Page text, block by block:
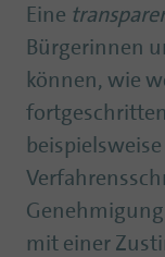
Eine
Bürgerinnen
können, wie
mit einer